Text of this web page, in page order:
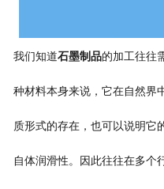
我们知道石墨制品的加工往往
种材料本身来说，它在自然界
质形式的存在，也可以说明它
自体润滑性。因此往往在多个